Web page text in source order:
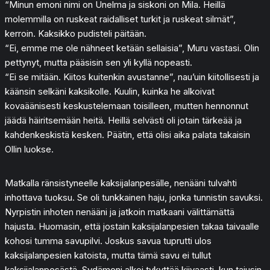
“Minun emoni nimi on Unelma ja siskoni on Mila. Heillä
molemmilla on ruskeat raidalliset turkit ja ruskeat silmät”,
kerroin. Kaksikko pudisteli päitään.
“Ei, emme me ole nähneet ketään sellaisia”, Muru vastasi. Olin
pettynyt, mutta pääsisin sen yli kyllä nopeasti.
“Ei se mitään. Kiitos kuitenkin avustanne”, nau’uin kiitollisesti ja
käänsin selkäni kaksikolle. Kuulin, kuinka he alkoivat
kovaäänisesti keskustelemaan toisilleen, mutten hennonnut
jäädä häiritsemään heitä. Heillä selvästi oli jotain tärkeää ja
kahdenkeskistä kesken. Päätin, että olisi aika palata takaisin
Ollin luokse.
Matkalla ränsistyneelle kaksijalanpesälle, nenääni tulvahti
inhottava tuoksu. Se oli tunkkainen haju, jonka tunnistin savuksi.
Nyrpistin inhoten nenääni ja jatkoin matkaani välittämättä
hajusta. Huomasin, että jostain kaksijalanpesien takaa taivaalle
kohosi tumma savupilvi. Joskus savua tuprutti ulos
kaksijalanpesien katoista, mutta tämä savu ei tullut